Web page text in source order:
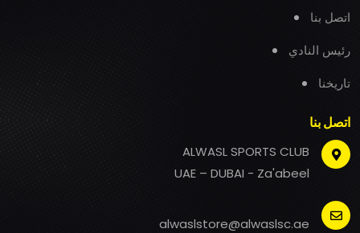
اتصل بنا
رئيس النادي
تاريخنا
اتصل بنا
ALWASL SPORTS CLUB
UAE – DUBAI - Za'abeel
alwaslstore@alwaslsc.ae